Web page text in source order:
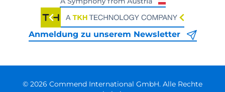
Anmeldung zu unserem Newsletter
© 2026 Commend International GmbH. Alle Rechte